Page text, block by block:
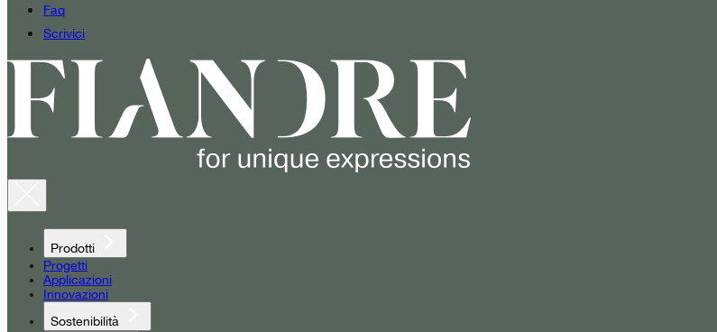
Faq
Scrivici
Prodotti
Progetti
Applicazioni
Innovazioni
Sostenibilità